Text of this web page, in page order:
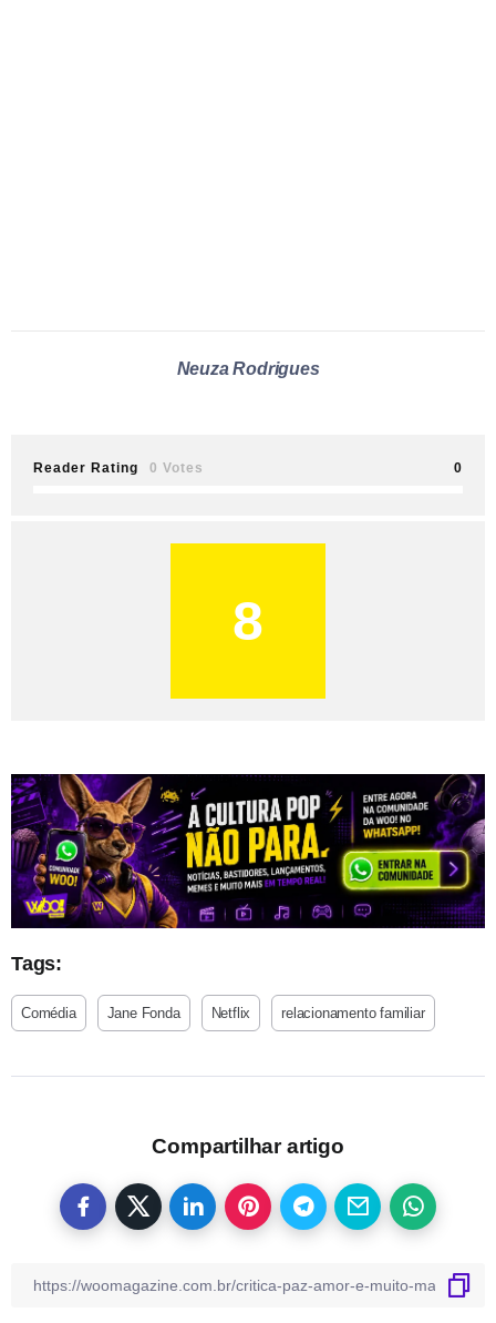
Neuza Rodrigues
Reader Rating 0 Votes 0
8
Tags:
Comédia Jane Fonda Netflix relacionamento familiar
Compartilhar artigo